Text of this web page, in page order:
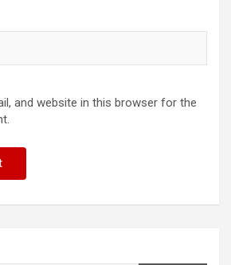
and website in this browser for the